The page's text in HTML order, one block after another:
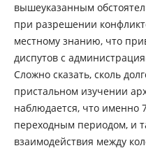
вышеуказанным
при разрешении
местному знанию, что
диспутов с
Cложно сказать, сколь
пристальном изучении
наблюдается, что именно
переходным периодом, и
взаимодействия между